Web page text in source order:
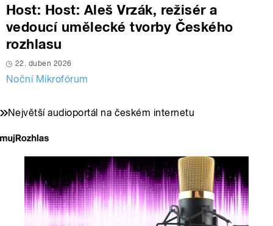
Host: Host: Aleš Vrzák, režisér a
vedoucí umělecké tvorby Českého
rozhlasu
22. duben 2026
Noční Mikrofórum
Největší audioportál na českém internetu